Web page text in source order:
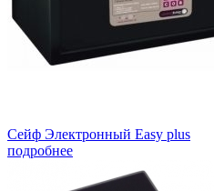
Сейф Электронный Easy plus
подробнее